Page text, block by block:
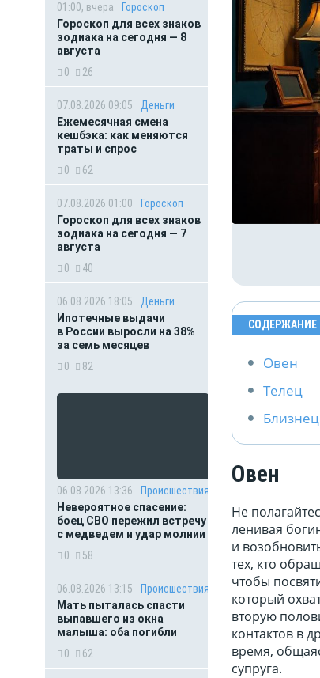
01:00, вчера
Гороскоп
Гороскоп для всех знаков
зодиака на сегодня — 8
августа
0
26
07.08.2026 09:05
Деньги
Ежемесячная смена
кешбэка: как меняются
траты и спрос
0
62
07.08.2026 01:00
Гороскоп
Гороскоп для всех знаков
зодиака на сегодня — 7
августа
0
40
06.08.2026 18:05
Деньги
Ипотечные выдачи
в России выросли на 38%
за семь месяцев
0
82
06.08.2026 13:36
Происшествия
Невероятное спасение:
боец СВО пережил встречу
с медведем и удар молнии
0
58
06.08.2026 13:15
Происшествия
Мать пыталась спасти
выпавшего из окна
малыша: оба погибли
0
62
СОДЕРЖАНИЕ
Овен
Телец
Овен
Не
ленивая
и
тех, кто
чтобы
который
вторую
контактов в
время,
супруга.